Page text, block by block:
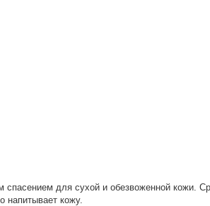
для сухой и обезвоженной кожи.
напитывает кожу.